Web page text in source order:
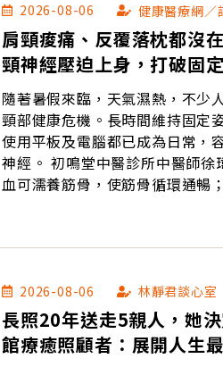
2026-08-06 健康醫療網／
肩頸痠痛、反覆落枕都沒
頸神經壓迫上身，打破固
隨著暑假來臨，天氣濕熱，不少
頸部健康危機。長時間維持固定
使用平板及電腦都已成為日常，
神經。 初鳴堂中醫診所中醫師徐瑋憶表示，從中醫觀點來看，「肝藏血」，肝
血可濡養筋骨，使筋骨循環通暢
導致肩頸以上氣血循環不佳，
症。
2026-08-06 林靜君談心室
長照20年送走5親人，她
館療癒照顧者：展開人生